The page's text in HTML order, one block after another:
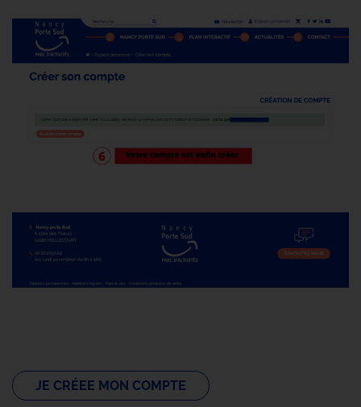
JE CRÉEE MON COMPTE